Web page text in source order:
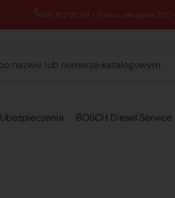
89 762 00 69 - Pomoc zakupowa 7:00
Ubezpieczenia BOSCH Diesel Service